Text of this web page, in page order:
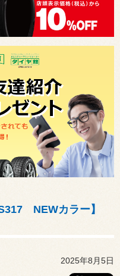
NEWカラー】
2025年8月5日